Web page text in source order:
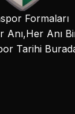
Formaları
Anı,Her Anı
Tarihi